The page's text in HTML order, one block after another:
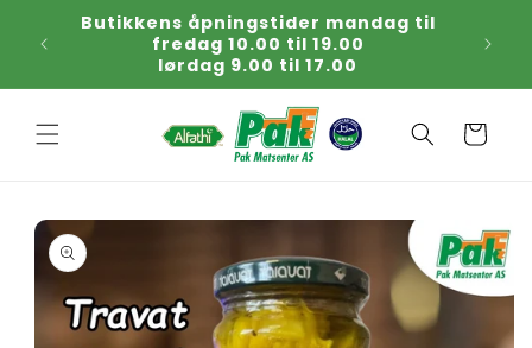
videre til
innholdet
Butikkens åpningstider mandag til
fredag 10.00 til 19.00
lørdag 9.00 til 17.00
Handlekurv
til